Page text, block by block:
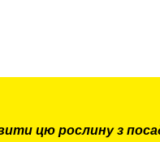
цю рослину з